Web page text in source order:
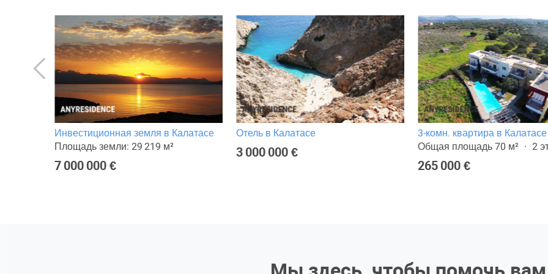
Инвестиционная земля в Калатасе
Площадь земли: 29 219 м²
7 000 000 €
Отель в Калатасе
3 000 000 €
3-комн. квартира в Калатасе
Общая площадь 70 м²
2
265 000 €